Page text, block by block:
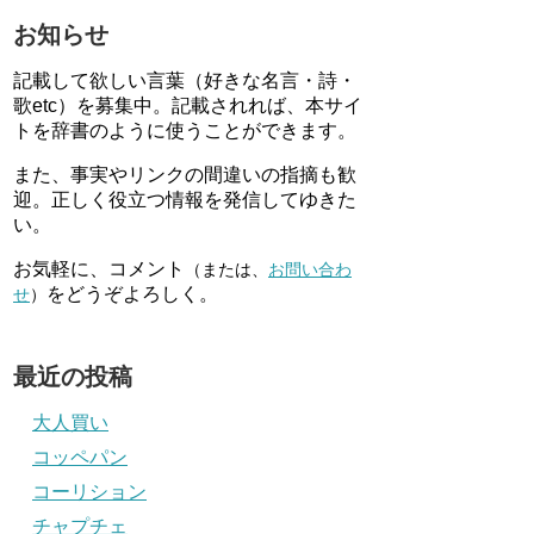
お知らせ
記載して欲しい言葉（好きな名言・詩・
歌etc）を募集中。記載されれば、本サイ
トを辞書のように使うことができます。
また、事実やリンクの間違いの指摘も歓
迎。正しく役立つ情報を発信してゆきた
い。
お気軽に、コメント （または、 お問い合わ
せ） をどうぞよろしく。
最近の投稿
大人買い
コッペパン
コーリション
チャプチェ